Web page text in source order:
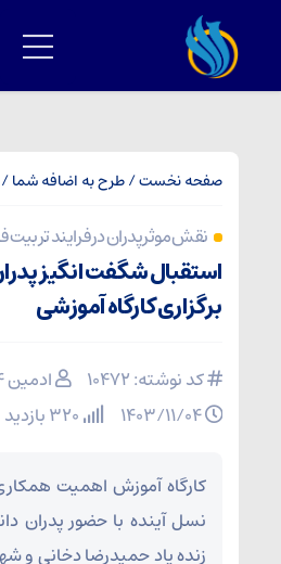
صفحه نخست/طرح به اضافه شما/
نقش موثر پدران در فرایند تربیت
استقبال شگفت انگیز
برگزاری کارگاه آموزشی
کد نوشته: 10472
ادمین ۴ آلاء
کارگاه آموزش اهمیت
نسل آینده با حضور پدران
زنده یاد حمیدرضا دخانی و